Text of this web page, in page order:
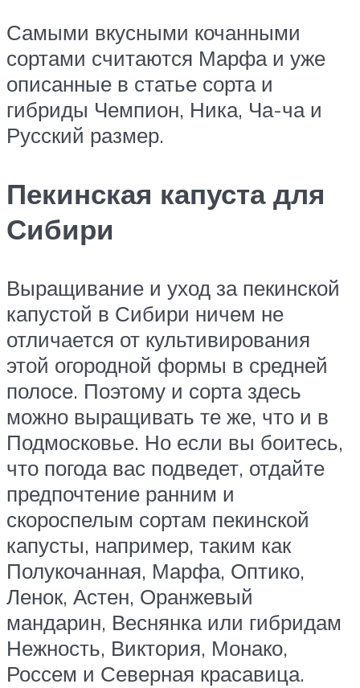
Самыми вкусными кочанными
сортами считаются Марфа и уже
описанные в статье сорта и
гибриды Чемпион, Ника, Ча-ча и
Русский размер.
Пекинская капуста для
Сибири
Выращивание и уход за пекинской
капустой в Сибири ничем не
отличается от культивирования
этой огородной формы в средней
полосе. Поэтому и сорта здесь
можно выращивать те же, что и в
Подмосковье. Но если вы боитесь,
что погода вас подведет, отдайте
предпочтение ранним и
скороспелым сортам пекинской
капусты, например, таким как
Полукочанная, Марфа, Оптико,
Ленок, Астен, Оранжевый
мандарин, Веснянка или гибридам
Нежность, Виктория, Монако,
Россем и Северная красавица.